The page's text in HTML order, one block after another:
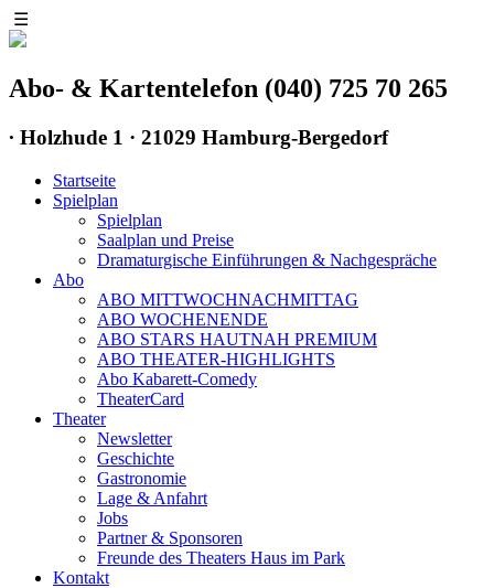
☰
Abo- & Kartentelefon (040) 725 70 265
∙ Holzhude 1 · 21029 Hamburg-Bergedorf
Startseite
Spielplan
Spielplan
Saalplan und Preise
Dramaturgische Einführungen & Nachgespräche
Abo
ABO MITTWOCHNACHMITTAG
ABO WOCHENENDE
ABO STARS HAUTNAH PREMIUM
ABO THEATER-HIGHLIGHTS
Abo Kabarett-Comedy
TheaterCard
Theater
Newsletter
Geschichte
Gastronomie
Lage & Anfahrt
Jobs
Partner & Sponsoren
Freunde des Theaters Haus im Park
Kontakt